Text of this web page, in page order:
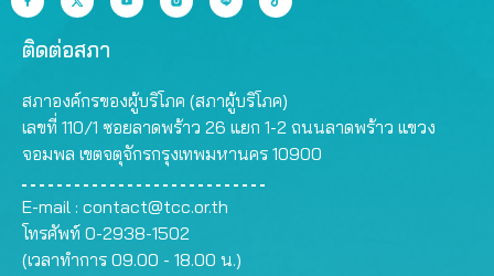
ติดต่อสภา
สภาองค์กรของผู้บริโภค (สภาผู้บริโภค)
เลขที่ 110/1 ซอยลาดพร้าว 26 แยก 1-2 ถนนลาดพร้าว แขวง
จอมพล เขตจตุจักรกรุงเทพมหานคร 10900
E-mail : contact@tcc.or.th
โทรศัพท์ 0-2938-1502
(เวลาทำการ 09.00 - 18.00 น.)